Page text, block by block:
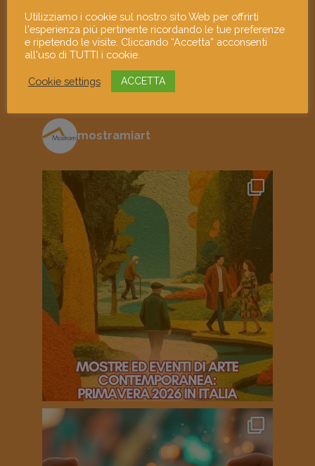
mostramiart
Utilizziamo i cookie sul nostro sito Web per offrirti
l'esperienza più pertinente ricordando le tue preferenze
e ripetendo le visite. Cliccando “Accetta” acconsenti
all'uso di TUTTI i cookie.
Cookie settings ACCETTA